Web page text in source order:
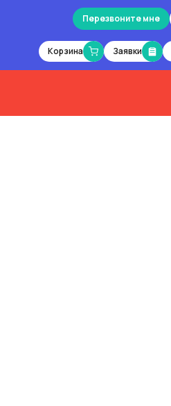
Перезвоните мне
Корзина Заявки